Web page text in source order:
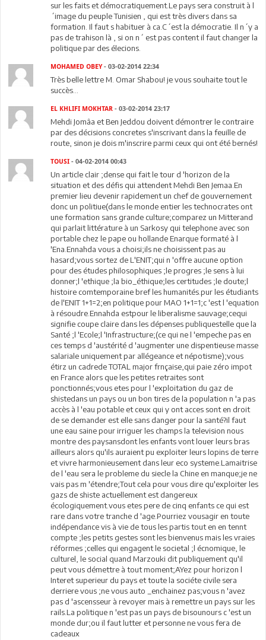
sur les faits et démocratiquement.Le pays sera construit à l
´image du peuple Tunisien , qui est très divers dans sa
formation. Il faut s habituer à ca.C´est la démocratie. Il n´y a
pas de trahison là , si on n´ est pas content il faut changer la
politique par des élecions.
MOHAMED OBEY- 03-02-2014 22:34
Très belle lettre M. Omar Shabou! je vous souhaite tout le
succès...
EL KHLIFI MOKHTAR - 03-02-2014 23:17
Mehdi Jomâa et Ben Jeddou doivent démontrer le contraire
par des décisions concretes s'inscrivant dans la feuille de
route, sinon je dois m'inscrire parmi ceux qui ont été bernés!
TOUSI - 04-02-2014 00:43
Un article clair ;dense qui fait le tour d 'horizon de la
situation et des défis qui attendent Mehdi Ben Jemaa.En
premier lieu devenir rapidement un chef de gouvernement
donc un politiue(dans le monde entier les technocrates ont
une formation sans grande culture;comparez un Mitterand
qui parlait littérature à un Sarkosy qui telephone avec son
portable chez le pape ou hollande Enarque formaté à l
'Ena.Ennahda vous a choisi;ils ne choisissent pas au
hasard;vous sortez de L'ENIT;qui n 'offre aucune option
pour des études philosophiques ;le progres ;le sens à lui
donner;l 'ethique ;la bio_éthique;les certitudes ;le doute;l
histoire comtemporaine bref les humanités.pur les étudiants
de l'ENIT 1+1=2;en politique pour MAO 1+1=1;c 'est l 'equation
à résoudre.Ennahda estpour le liberalisme sauvage;cequi
signifie coupe claire dans les dépenses publiquestelle que la
Santé ;l 'Ecole;l 'Infrastructure;(ce qui ne l 'empeche pas en
ces temps d 'austérité d 'augmenter une dispentieuse masse
salariale uniquement par allégeance et népotisme);vous
étirz un cadrede TOTAL major frnçaise,qui paie zéro impot
en France alors que les petites retraites sont
ponctionnés;vous etes pour l 'exploitation du gaz de
shistedans un pays ou un bon tires de la population n 'a pas
accès à l 'eau potable et ceux qui y ont acces sont en droit
de se demander est elle sans danger pour la santé?il faut
une eau saine pour irriguer les champs la television nous
montre des paysansdont les enfants vont louer leurs bras
ailleurs alors qu'ils auraient pu exploiter leurs lopins de terre
et vivre harmonieusement dans leur eco systeme.Lamaitrise
de l 'eau sera le probleme du siecle la Chine en manque;je ne
vais pas m 'étendre;Tout cela pour vous dire qu'exploiter les
gazs de shiste actuellement est dangereux
écologiquement.vous etes pere de cinq enfants ce qui est
rare dans votre tranche d 'age.Pourriez vousagir en toute
indépendance vis à vie de tous les partis tout en en tennt
compte ;les petits gestes sont les bienvenus mais les vraies
réformes ;celles qui engagent le societal ;l écnomique, le
culturel, le social quand Marzouki dit publiquement qu'il
peut vous démettre à tout moment;AYez pour horizon l
Interet superieur du pays et toute la sociéte civile sera
derriere vous ;ne vous auto _enchainez pas;vous n 'avez
pas d 'ascensseur à revoyer mais à remettre un pays sur les
rails.La politique n 'est pas un pays de bisounours c 'est un
monde dur;ou il faut lutter et personne ne vous fera de
cadeaux